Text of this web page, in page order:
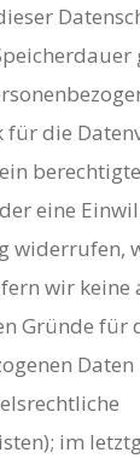
für die
eine
widerrufen,
wir keine
Gründe für
Daten
im